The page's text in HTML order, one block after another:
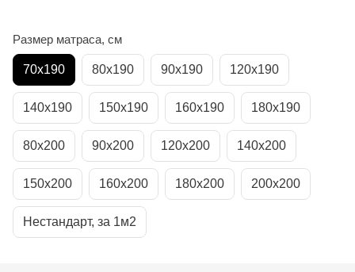
Размер матраса, см
70х190 80х190 90х190 120х190
140х190 150х190 160х190 180х190
80х200 90х200 120х200 140х200
150х200 160х200 180х200 200х200
Нестандарт, за 1м2